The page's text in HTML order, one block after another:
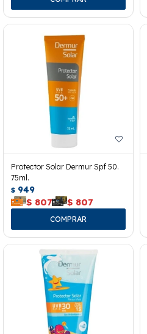
Protector Solar Dermur Spf 50.
75ml.
$ 949
$ 807 $ 807